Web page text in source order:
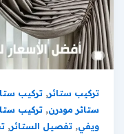
تركيب ستائر,تركيب
ستائر مودرن,تركيب
ويفي, تفصيل الستائر,